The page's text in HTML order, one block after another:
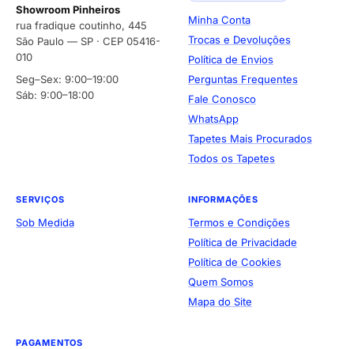
Showroom Pinheiros
rua fradique coutinho, 445
São Paulo — SP · CEP 05416-
010
Seg–Sex: 9:00–19:00
Sáb: 9:00–18:00
Minha Conta
Trocas e Devoluções
Política de Envios
Perguntas Frequentes
Fale Conosco
WhatsApp
Tapetes Mais Procurados
Todos os Tapetes
SERVIÇOS
Sob Medida
INFORMAÇÕES
Termos e Condições
Política de Privacidade
Política de Cookies
Quem Somos
Mapa do Site
PAGAMENTOS